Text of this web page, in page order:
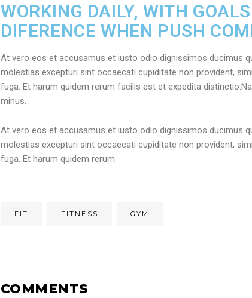
WORKING DAILY, WITH
DIFERENCE WHEN PUSH
At vero eos et accusamus et iusto odio dignissimos ducimus
molestias excepturi sint occaecati cupiditate non provident,
fuga. Et harum quidem rerum facilis est et expedita
minus.
At vero eos et accusamus et iusto odio dignissimos ducimus
molestias excepturi sint occaecati cupiditate non provident,
fuga. Et harum quidem rerum.
FIT FITNESS GYM
COMMENTS